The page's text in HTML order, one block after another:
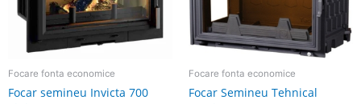
Focare fonta economice
Focar semineu Invicta 700
Focare fonta economice
Focar Semineu Tehnical